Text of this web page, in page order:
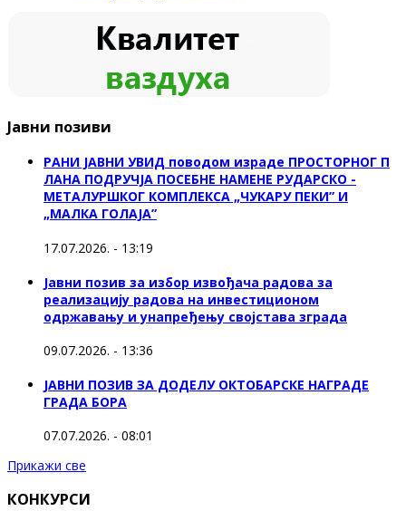
Јавни позиви
РАНИ ЈАВНИ УВИД поводом израде ПРОСТОРНОГ П
ЛАНА ПОДРУЧЈА ПОСЕБНЕ НАМЕНЕ РУДАРСКО -
МЕТАЛУРШКОГ КОМПЛЕКСА „ЧУКАРУ ПЕКИ” И
„МАЛКА ГОЛАЈА”
17.07.2026. - 13:19
Јавни позив за избор извођача радова за
реализацију радова на инвестиционом
одржавању и унапређењу својстава зграда
09.07.2026. - 13:36
ЈАВНИ ПОЗИВ ЗА ДОДЕЛУ ОКТOБАРСКЕ НАГРАДЕ
ГРАДА БОРА
07.07.2026. - 08:01
Прикажи све
КОНКУРСИ